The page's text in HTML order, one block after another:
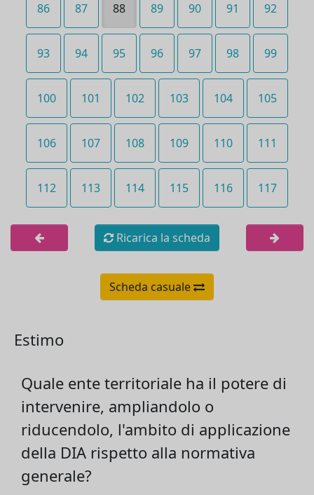
86 87 88 89 90 91 92
93 94 95 96 97 98 99
100 101 102 103 104 105
106 107 108 109 110 111
112 113 114 115 116 117
Ricarica la scheda
Scheda casuale
Estimo
Quale ente territoriale ha il potere di
intervenire, ampliandolo o
riducendolo, l'ambito di applicazione
della DIA rispetto alla normativa
generale?